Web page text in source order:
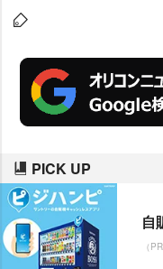
なる。
PICK UP
自
（